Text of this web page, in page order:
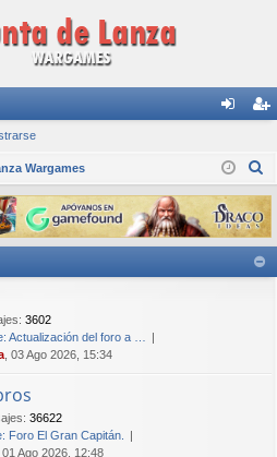
nti
fic
ar
ist
ra
rs
e
Wargames
s
c
: 3602
Actualización del foro a …
, 03 Ago 2026, 15:34
: 36622
Foro El Gran Capitán.
, 01 Ago 2026, 12:48